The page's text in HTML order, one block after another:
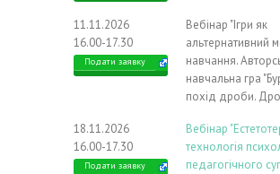
11.11.2026
16.00-17.30
Подати заявку
Вебінар "Ігри як
альтернативний
навчання.
навчальна гра
похід дроби.
18.11.2026
16.00-17.30
Подати заявку
Вебінар
технологія
педагогічного